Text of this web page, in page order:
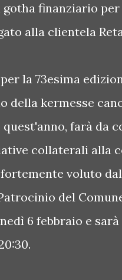
gotha finanziario
alla clientela
la 73esima
della kermesse
quest'anno, farà da
collaterali alla
voluto
del
6 febbraio e